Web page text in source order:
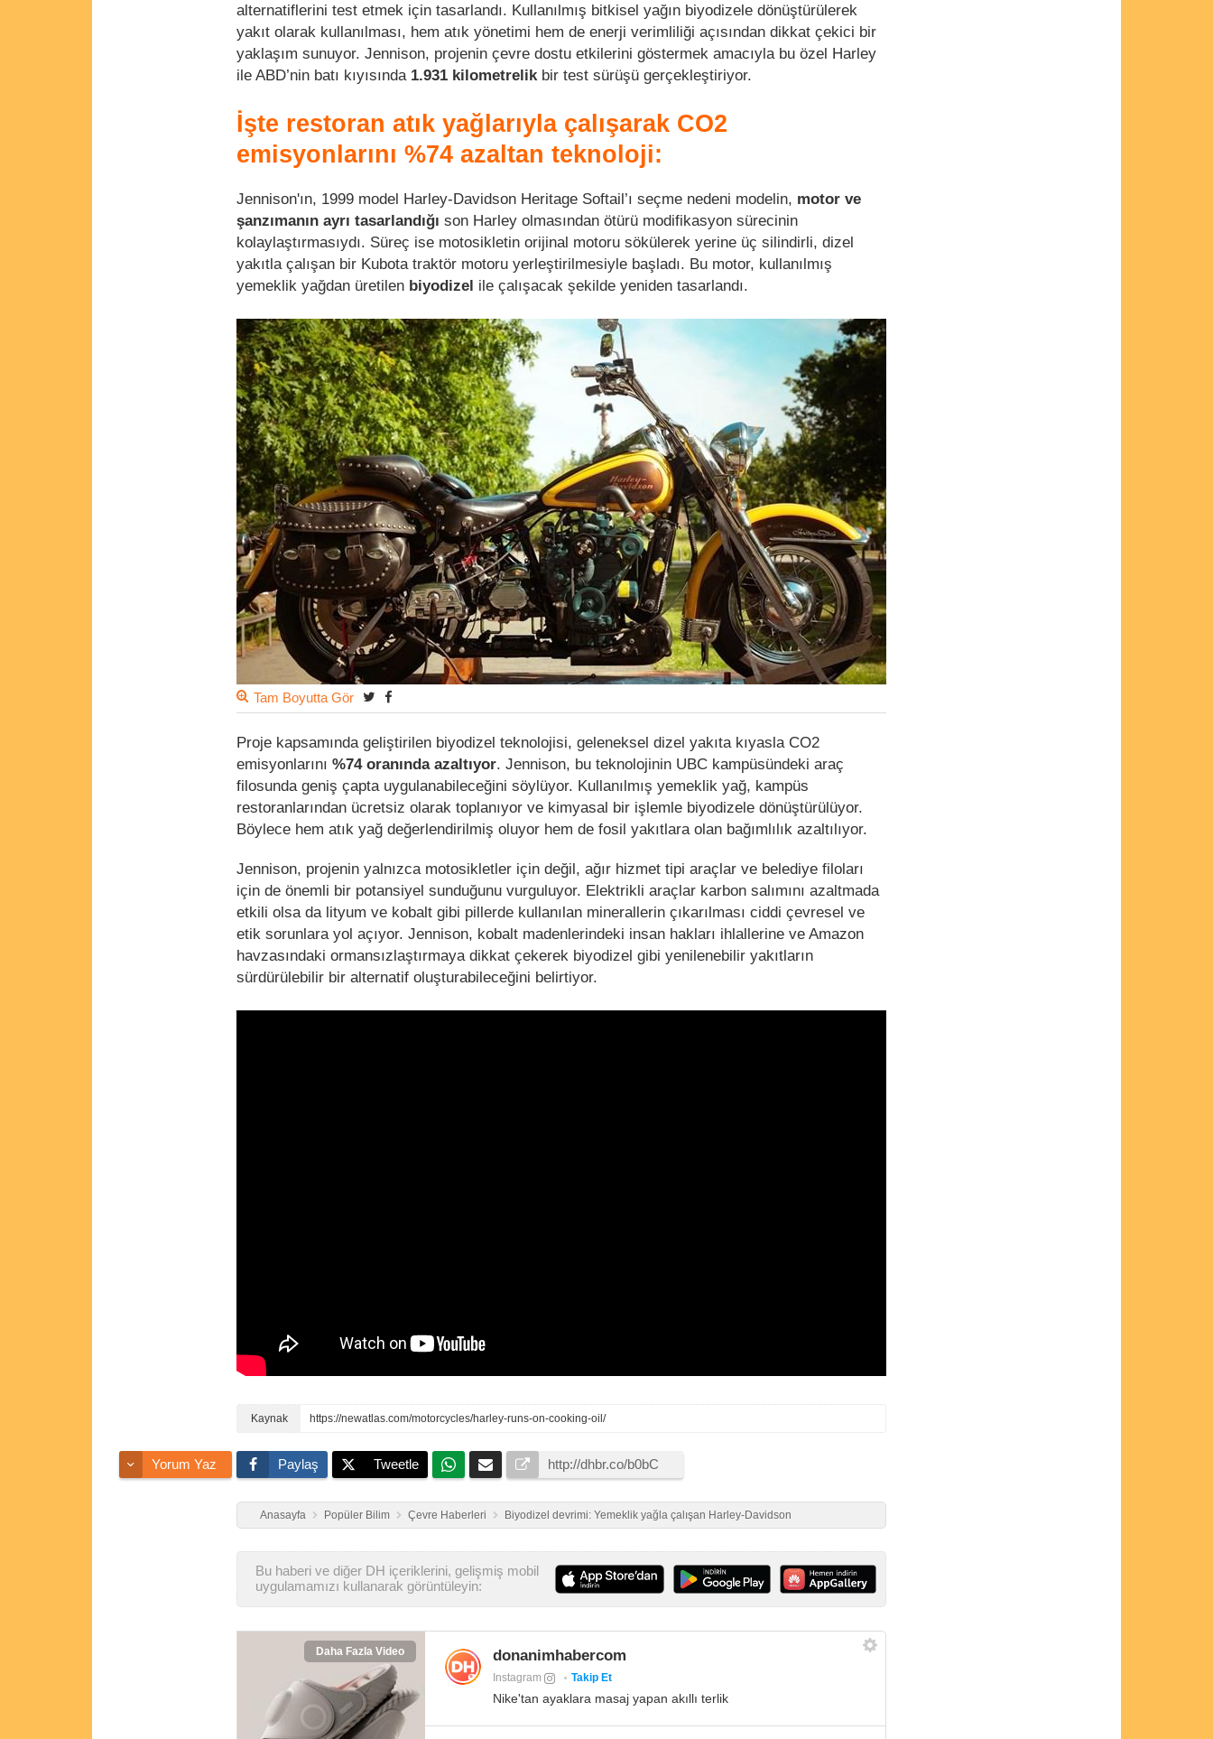
alternatiflerini test etmek için tasarlandı. Kullanılmış bitkisel yağın biyodizele dönüştürülerek
yakıt olarak kullanılması, hem atık yönetimi hem de enerji verimliliği açısından dikkat çekici bir
yaklaşım sunuyor. Jennison, projenin çevre dostu etkilerini göstermek amacıyla bu özel Harley
ile ABD’nin batı kıyısında 1.931 kilometrelikbir test sürüşü gerçekleştiriyor.
İşte restoran atık yağlarıyla çalışarak CO2
emisyonlarını %74 azaltan teknoloji:
Jennison'ın, 1999 model Harley-Davidson Heritage Softail’ı seçme nedeni modelin, motor ve
şanzımanın ayrı tasarlandığı son Harley olmasından ötürü modifikasyon sürecinin
kolaylaştırmasıydı. Süreç ise motosikletin orijinal motoru sökülerek yerine üç silindirli, dizel
yakıtla çalışan bir Kubota traktör motoru yerleştirilmesiyle başladı. Bu motor, kullanılmış
yemeklik yağdan üretilen biyodizel ile çalışacak şekilde yeniden tasarlandı.
Tam Boyutta Gör
Proje kapsamında geliştirilen biyodizel teknolojisi, geleneksel dizel yakıta kıyasla CO2
emisyonlarını %74 oranında azaltıyor. Jennison, bu teknolojinin UBC kampüsündeki araç
filosunda geniş çapta uygulanabileceğini söylüyor. Kullanılmış yemeklik yağ, kampüs
restoranlarından ücretsiz olarak toplanıyor ve kimyasal bir işlemle biyodizele dönüştürülüyor.
Böylece hem atık yağ değerlendirilmiş oluyor hem de fosil yakıtlara olan bağımlılık azaltılıyor.
Jennison, projenin yalnızca motosikletler için değil, ağır hizmet tipi araçlar ve belediye filoları
için de önemli bir potansiyel sunduğunu vurguluyor. Elektrikli araçlar karbon salımını azaltmada
etkili olsa da lityum ve kobalt gibi pillerde kullanılan minerallerin çıkarılması ciddi çevresel ve
etik sorunlara yol açıyor. Jennison, kobalt madenlerindeki insan hakları ihlallerine ve Amazon
havzasındaki ormansızlaştırmaya dikkat çekerek biyodizel gibi yenilenebilir yakıtların
sürdürülebilir bir alternatif oluşturabileceğini belirtiyor.
https://newatlas.com/motorcycles/harley-runs-on-cooking-oil/
Yorum Yaz Paylaş Tweetle
Anasayfa Popüler Bilim Çevre Haberleri Biyodizel devrimi: Yemeklik yağla çalışan Harley-Davidson
Bu haberi ve diğer DH içeriklerini, gelişmiş mobil
uygulamamızı kullanarak görüntüleyin:
Daha Fazla Video donanimhabercom
Instagram Takip Et
Nike'tan ayaklara masaj yapan akıllı terlik